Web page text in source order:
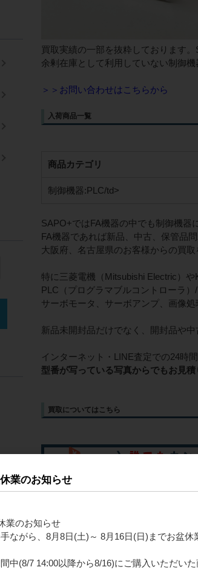
買取実績の一部を抜粋しております
余剰在庫として利用していない制御
＞＞お問い合わせはこちらから
入荷商品一覧
商品カテゴリ
制御機器:PLC/td>
SAPO+ではFA機器の中でも制御機器
FA機器であれば新品、中古、保管品問
大阪府、名古屋県のお客様からの買取
特に三菱電機（Mitsubishi Electric）
PLC（プログラマブルコントローラ
サーボモータ、サーボアンプ、画像
新品未開封品だけでなく、開封品や
インターネット・LINE査定での24時
型番が写っている写真からでもお見積
買取についてはこちら
新着情報一覧へ
業のお知らせ
業のお知らせ
ながら、8月8日(土)～ 8月16日(日)までお盆休
中(8/7 14:00以降から8/16)にご購入いただいた